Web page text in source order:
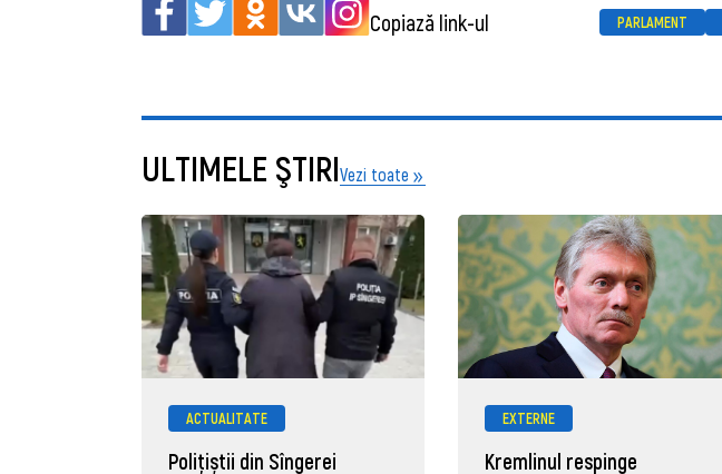
Copiază link-ul PARLAMENT
ULTIMELE ŞTIRIVezi toate
ACTUALITATE
Polițiștii din Sîngerei
EXTERNE
Kremlinul respinge